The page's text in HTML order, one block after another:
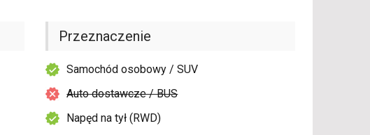
Przeznaczenie
Samochód osobowy / SUV
Auto dostawcze / BUS
Napęd na tył (RWD)